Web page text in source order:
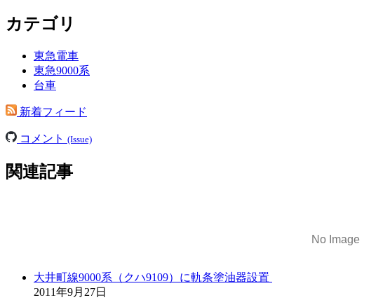
カテゴリ
東急電車
東急9000系
台車
新着フィード
コメント (Issue)
関連記事
大井町線9000系（クハ9109）に軌条塗油器設置
2011年9月27日